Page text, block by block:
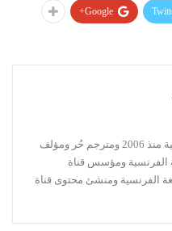
Google+
أستاذ اللغة الفرنسية منذ 2006 ومترجم حُر ومؤلف
الفرنسية ومؤسس قناة
الفرنسية ومنشئ محتوى قناة